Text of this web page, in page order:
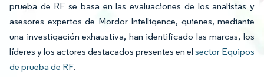
prueba de RF se basa en las evaluaciones de los analistas y
asesores expertos de Mordor Intelligence, quienes, mediante
una investigación exhaustiva, han identificado las marcas, los
líderes y los actores destacados presentes en el sector Equipos
de prueba de RF.